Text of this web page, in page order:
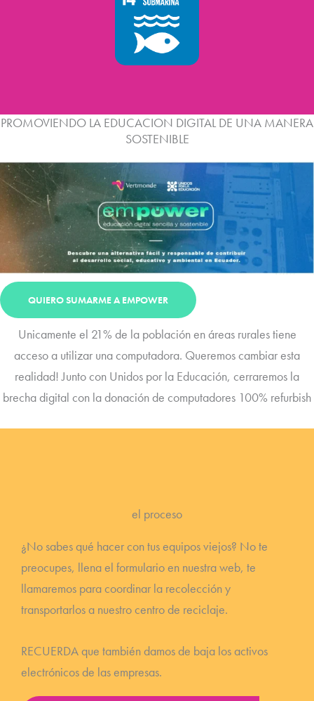
PROMOVIENDO LA EDUCACION DIGITAL DE UNA MANERA
SOSTENIBLE
QUIERO SUMARME A EMPOWER
Unicamente el 21% de la población en áreas rurales tiene
acceso a utilizar una computadora. Queremos cambiar esta
realidad! Junto con Unidos por la Educación, cerraremos la
brecha digital con la donación de computadores 100% refurbish
el proceso
¿No sabes qué hacer con tus equipos viejos? No te
preocupes, llena el formulario en nuestra web, te
llamaremos para coordinar la recolección y
transportarlos a nuestro centro de reciclaje.
RECUERDA que también damos de baja los activos
electrónicos de las empresas.